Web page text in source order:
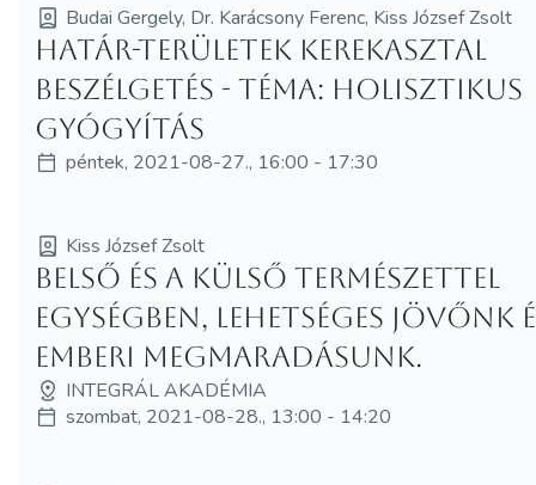
Budai Gergely, Dr. Karácsony Ferenc, Kiss József Zsolt
Határ-területek kerekasztal
beszélgetés - Téma: Holisztikus
gyógyítás
péntek, 2021-08-27., 16:00 - 17:30
Kiss József Zsolt
Belső és a külső természettel
egységben, lehetséges jövőnk
emberi megmaradásunk.
INTEGRÁL AKADÉMIA
szombat, 2021-08-28., 13:00 - 14:20